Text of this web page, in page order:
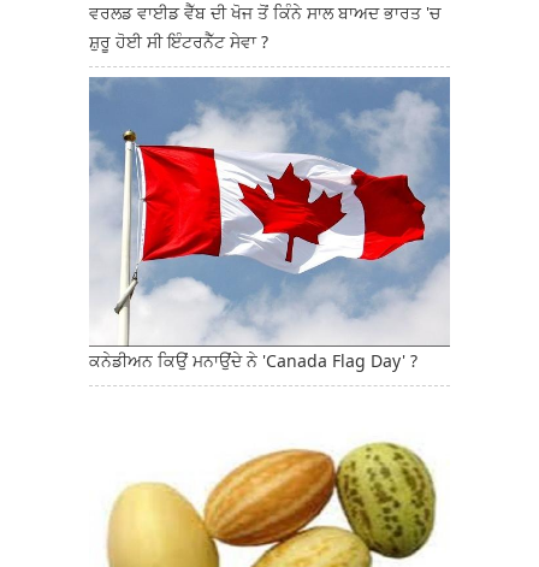
ਵਰਲਡ ਵਾਈਡ ਵੈੱਬ ਦੀ ਖੋਜ ਤੋਂ ਕਿੰਨੇ ਸਾਲ ਬਾਅਦ ਭਾਰਤ 'ਚ
ਸ਼ੁਰੂ ਹੋਈ ਸੀ ਇੰਟਰਨੈੱਟ ਸੇਵਾ ?
ਕਨੇਡੀਅਨ ਕਿਉਂ ਮਨਾਉਂਦੇ ਨੇ 'Canada Flag Day' ?